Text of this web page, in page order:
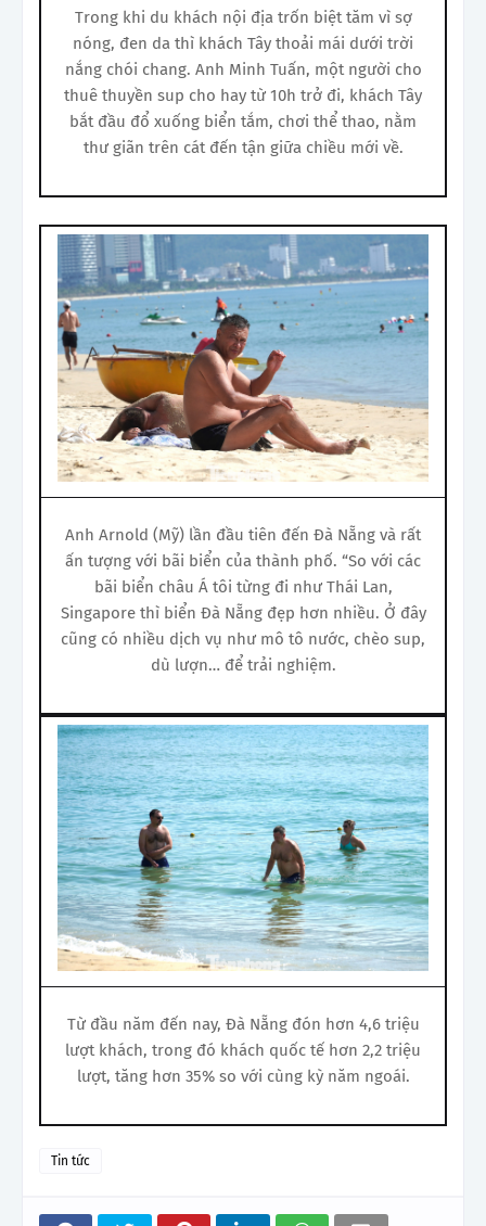
Trong khi du khách nội địa trốn biệt tăm vì sợ
nóng, đen da thì khách Tây thoải mái dưới trời
nắng chói chang. Anh Minh Tuấn, một người cho
thuê thuyền sup cho hay từ 10h trở đi, khách Tây
bắt đầu đổ xuống biển tắm, chơi thể thao, nằm
thư giãn trên cát đến tận giữa chiều mới về.
Anh Arnold (Mỹ) lần đầu tiên đến Đà Nẵng và rất
ấn tượng với bãi biển của thành phố. “So với các
bãi biển châu Á tôi từng đi như Thái Lan,
Singapore thì biển Đà Nẵng đẹp hơn nhiều. Ở đây
cũng có nhiều dịch vụ như mô tô nước, chèo sup,
dù lượn… để trải nghiệm.
Từ đầu năm đến nay, Đà Nẵng đón hơn 4,6 triệu
lượt khách, trong đó khách quốc tế hơn 2,2 triệu
lượt, tăng hơn 35% so với cùng kỳ năm ngoái.
Tin tức